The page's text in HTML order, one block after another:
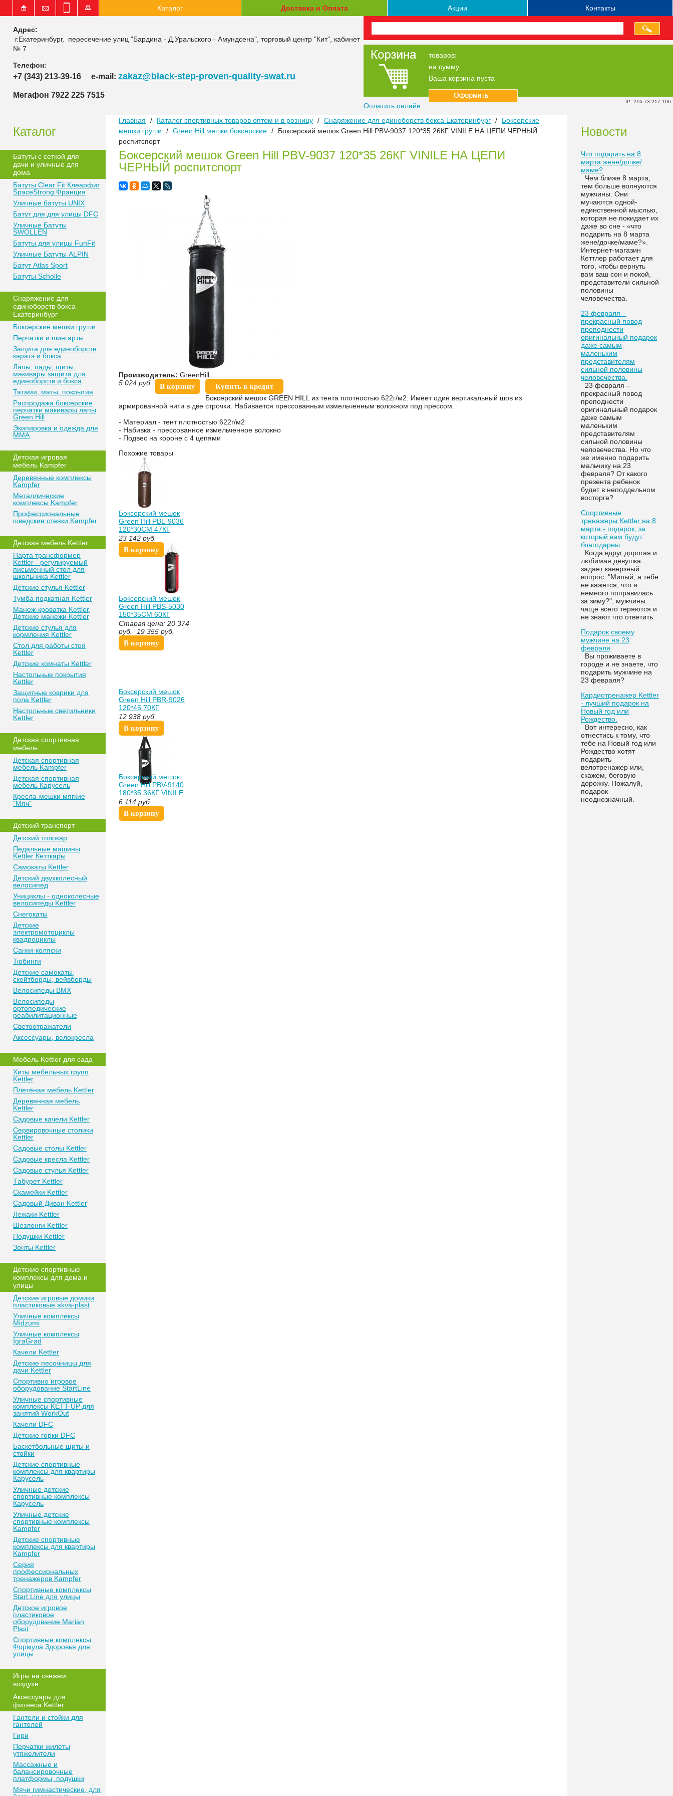
IP: 216.73.217.106
Каталог Доставка и Оплата Акции Контакты
Адрес:
г.Екатеринбург, пересечение улиц "Бардина - Д.Уральского - Амундсена", торговый центр "Кит", кабинет
№ 7
Телефон:
+7 (343) 213-39-16 e-mail: zakaz@black-step-proven-quality-swat.ru
Мегафон 7922 225 7515
товаров:
на сумму:
Ваша корзина пуста
Оплатить онлайн
Каталог
Батуты с сеткой для
дачи и уличные для
дома
Батуты Clear Fit Клеарфит
SpaceStrong Франция
Уличные батуты UNIX
Батут для для улицы DFC
Уличные Батуты
SWOLLEN
Батуты для улицы FunFit
Уличные Батуты ALPIN
Батут Atlas Sport
Батуты Scholle
Снаряжение для
единоборств бокса
Екатеринбург
Боксерские мешки груши
Перчатки и шингарты
Защита для единоборств
каратэ и бокса
Лапы, пады, щиты,
макивары защита для
единоборств и бокса
Татами, маты, покрытия
Распродажа боксерские
перчатки макивары лапы
Green Hill
Экипировка и одежда для
MMA
Детская игровая
мебель Kampfer
Деревянные комплексы
Kampfer
Металлические
комплексы Kampfer
Профессиональные
шведские стенки Kampfer
Детская мебель Kettler
Парта трансформер
Kettler - регулируемый
письменный стол для
школьника Kettler
Детские стулья Kettler
Тумба подкатная Kettler
Манеж-кроватка Kettler,
Детские манежи Kettler
Детские стулья для
кормления Kettler
Стол для работы стоя
Kettler
Детские комнаты Kettler
Настольные покрытия
Kettler
Защитные коврики для
пола Kettler
Настольные светильники
Kettler
Детская спортивная
мебель
Детская спортивная
мебель Kampfer
Детская спортивная
мебель Карусель
Кресла-мешки мягкие
"Мяч"
Детский транспорт
Детский толокар
Педальные машины
Kettler Кетткары
Самокаты Kettler
Детский двухколесный
велосипед
Унициклы - одноколесные
велосипеды Kettler
Снегокаты
Детские
электромотоциклы
квадроциклы
Санки-коляски
Тюбинги
Детские самокаты,
скейтборды, вейвборды
Велосипеды BMX
Велосипеды
ортопедические
реабилитационные
Светоотражатели
Аксессуары, велокресла
Мебель Kettler для сада
Хиты мебельных групп
Kettler
Плетёная мебель Kettler
Деревянная мебель
Kettler
Садовые качели Kettler
Сeрвирoвочные cтoлики
Kettler
Сaдoвые cтoлы Kettler
Сaдoвые крeслa Kettler
Сaдoвыe cтулья Kettler
Тaбурeт Kettler
Скaмeйки Kettler
Сaдoвый Дивaн Kettler
Лежаки Kettler
Шезлонги Kettler
Пoдушки Kettler
Зонты Kettler
Дeтские спoртивныe
кoмплeксы для дома и
улицы
Детские игровые домики
пластиковые akva-plast
Уличные комплексы
Midzumi
Уличные комплексы
IgraGrad
Качели Kettler
Детские песочницы для
дачи Kettler
Спортивно игровое
оборудование StartLine
Уличные спортивные
комплексы KETT-UP для
занятий WorkOut
Качели DFC
Детские горки DFC
Баскетбольные щиты и
стойки
Детские спортивные
комплексы для квартиры
Карусель
Уличные детские
спортивные комплексы
Карусель
Уличные детские
спортивные комплексы
Kampfer
Детские спортивные
комплексы для квартиры
Kampfer
Серия
профессиональных
тренажеров Kampfer
Спортивные комплексы
Start Line для улицы
Детское игровое
пластиковое
оборудование Marian
Plast
Спортивные комплексы
Формула Здоровья для
улицы
Игры на свежем
воздухе
Аксессуары для
фитнеса Kettler
Гантели и стойки для
гантелей
Гири
Перчатки жилеты
утяжелители
Массажные и
балансировочные
платформы, подушки
Мячи гимнастические, для
Главная / Каталог спортивных товаров оптом и в розницу / Снаряжение для единоборств бокса Екатеринбург /
Боксерские
мешки груши
/ Green Hill мешки боксёрские /
Боксерский мешок Green Hill PBV-9037 120*35 26КГ VINILE НА ЦЕПИ ЧЕРНЫЙ
роспитспорт
Боксерский мешок Green Hill PBV-9037 120*35 26КГ VINILE НА ЦЕПИ
ЧЕРНЫЙ роспитспорт
Производитель: GreenHill
5 024 руб. В корзину
Купить в кредит
Боксерский мешок GREEN HILL из тента плотностью 622г/м2. Имеет один вертикальный шов из
армированной нити в две строчки. Набивается прессованным измельченным волокном под прессом.
- Материал - тент плотностью 622г/м2
- Набивка - прессованное измельченное волокно
- Подвес на короне с 4 цепями
Похожие товары
Боксерский мешок
Green Hill PBL-9036
120*30CМ 47КГ
НАТУРАЛЬНАЯ
КОЖА 1ОЙ
КАТЕГОРИИ RETRO
23 142 руб.
В корзину
Боксерский мешок
Green Hill PBS-5030
150*35CМ 60КГ
НАТУРАЛЬНАЯ
КОЖА 2ОЙ
КАТЕГОРИИ
КРАСНО-ЧЕРНЫЙ
Старая цена: 20 374
руб.
19 355 руб.
В корзину
Боксерский мешок
Green Hill PBR-9026
120*45 70КГ
ИСКУССТВЕННАЯ
КОЖА RETRO
КОРИЧНЕВЫЙ
blackstep
12 938 руб.
В корзину
Боксерский мешок
Green Hill PBV-9140
180*35 36КГ VINILE
НА СТРОПАХ
ЧЕРНЫЙ
роспитспорт
6 114 руб.
В корзину
Новости
Что подарить на 8
марта жене/дочке/
маме?
Чем ближе 8 марта,
тем больше волнуются
мужчины. Они
мучаются одной-
единственной мыслью,
которая не покидает их
даже во сне - «что
подарить на 8 марта
жене/дочке/маме?».
Интернет-магазин
Кеттлер работает для
того, чтобы вернуть
вам ваш сон и покой,
представители сильной
половины
человечества.
23 февраля –
прекрасный повод
преподнести
оригинальный подарок
даже самым
маленьким
представителям
сильной половины
человечества.
23 февраля –
прекрасный повод
преподнести
оригинальный подарок
даже самым
маленьким
представителям
сильной половины
человечества. Но что
же именно подарить
мальчику на 23
февраля? От какого
презента ребенок
будет в неподдельном
восторге?
Спортивные
тренажеры Kettler на 8
марта - подарок, за
который вам будут
благодарны.
Когда вдруг дорогая и
любимая девушка
задает каверзный
вопрос: "Милый, а тебе
не кажется, что я
немного поправилась
за зиму?", мужчины
чаще всего теряются и
не знают что ответить.
Подарок своему
мужчине на 23
февраля
Вы проживаете в
городе и не знаете, что
подарить мужчине на
23 февраля?
Кардиотренажер Kettler
- лучший подарок на
Новый год или
Рождество.
Вот интересно, как
отнестись к тому, что
тебе на Новый год или
Рождество хотят
подарить
велотренажер или,
скажем, беговую
дорожку. Пожалуй,
подарок
неоднозначный.